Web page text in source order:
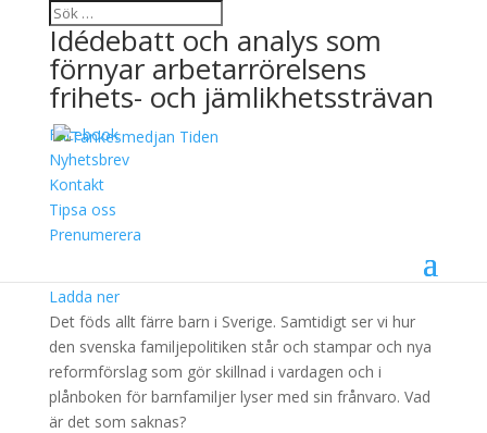
Idédebatt och analys som
förnyar arbetarrörelsens
frihets- och jämlikhetssträvan
Facebook
Nyhetsbrev
Kontakt
Tipsa oss
Prenumerera
Sverige, familjen &
framtiden
23 maj, 2025
Ladda ner
Det föds allt färre barn i Sverige. Samtidigt ser vi hur
den svenska familjepolitiken står och stampar och nya
reformförslag som gör skillnad i vardagen och i
plånboken för barnfamiljer lyser med sin frånvaro. Vad
är det som saknas?